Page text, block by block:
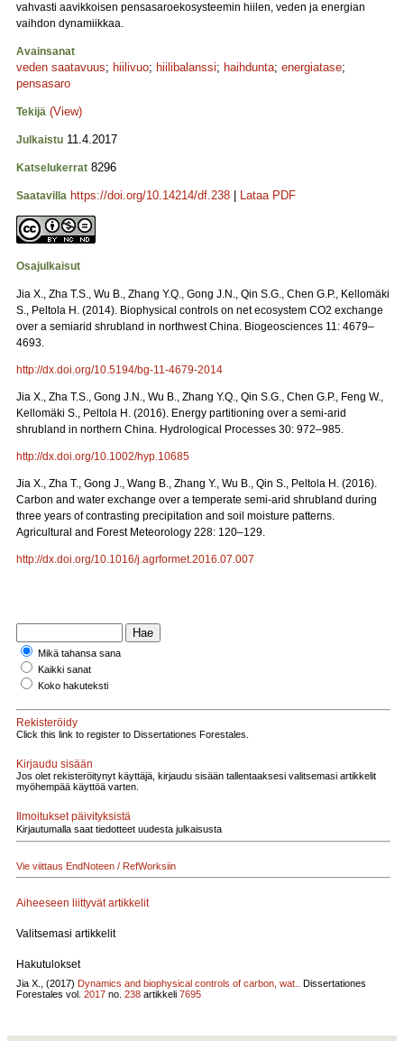
vahvasti aavikkoisen pensasaroekosysteemin hiilen, veden ja energian
vaihdon dynamiikkaa.
Avainsanat
veden saatavuus; hiilivuo; hiilibalanssi; haihdunta; energiatase;
pensasaro
Tekijä (View)
Julkaistu 11.4.2017
Katselukerrat 8296
Saatavilla https://doi.org/10.14214/df.238 Lataa PDF
Osajulkaisut
Jia X., Zha T.S., Wu B., Zhang Y.Q., Gong J.N., Qin S.G., Chen G.P., Kellomäki
S., Peltola H. (2014). Biophysical controls on net ecosystem CO2 exchange
over a semiarid shrubland in northwest China. Biogeosciences 11: 4679–
4693.
http://dx.doi.org/10.5194/bg-11-4679-2014
Jia X., Zha T.S., Gong J.N., Wu B., Zhang Y.Q., Qin S.G., Chen G.P., Feng W.,
Kellomäki S., Peltola H. (2016). Energy partitioning over a semi-arid
shrubland in northern China. Hydrological Processes 30: 972–985.
http://dx.doi.org/10.1002/hyp.10685
Jia X., Zha T., Gong J., Wang B., Zhang Y., Wu B., Qin S., Peltola H. (2016).
Carbon and water exchange over a temperate semi-arid shrubland during
three years of contrasting precipitation and soil moisture patterns.
Agricultural and Forest Meteorology 228: 120–129.
http://dx.doi.org/10.1016/j.agrformet.2016.07.007
Mikä tahansa sana
Kaikki sanat
Koko hakuteksti
Rekisteröidy
Click this link to register to Dissertationes Forestales.
Kirjaudu sisään
Jos olet rekisteröitynyt käyttäjä, kirjaudu sisään tallentaaksesi valitsemasi artikkelit
myöhempää käyttöä varten.
Ilmoitukset päivityksistä
Kirjautumalla saat tiedotteet uudesta julkaisusta
Vie viittaus EndNoteen / RefWorksiin
Aiheeseen liittyvät artikkelit
Valitsemasi artikkelit
Hakutulokset
Jia X., (2017) Dynamics and biophysical controls of carbon, wat..
Dissertationes
Forestales vol. 2017 no. 238 artikkeli 7695